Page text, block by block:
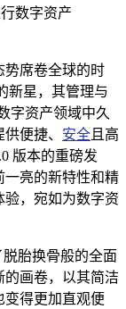
数字资产
势席卷全球的时
新星，其管理与
字资产领域中久
便捷、 安全 且高
版本的重磅发
一亮的新特性和精
，宛如为数字资
脱胎换骨般的全面
的画卷，以其简洁
变得更加直观便